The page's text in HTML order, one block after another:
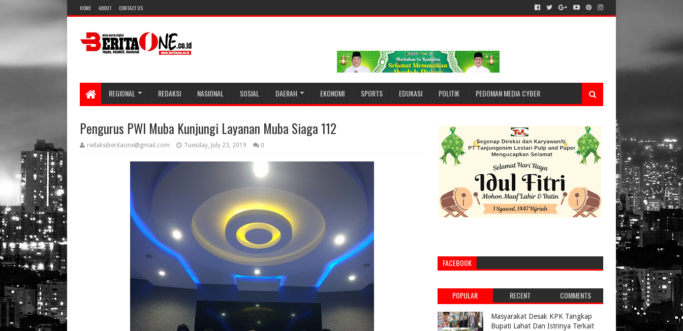
HOME ABOUT CONTACT US
REGIONAL REDAKSI NASIONAL SOSIAL DAERAH EKONOMI SPORTS EDUKASI POLITIK PEDOMAN MEDIA CYBER
Pengurus PWI Muba Kunjungi Layanan Muba Siaga 112
redaksiberitaone@gmail.com Tuesday, July 23, 2019 0
FACEBOOK
POPULAR RECENT COMMENTS
Masyarakat Desak KPK Tangkap
Bupati Lahat Dan Istrinya Terkait